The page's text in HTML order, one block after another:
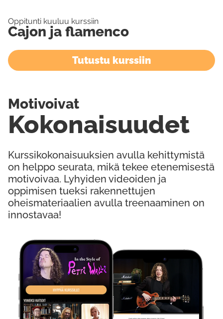
Kokeile Ilmaiseksi
Oppitunti kuuluu kurssiin
Cajon ja flamenco
Tutustu kurssiin
Kurssikokonaisuuksien avulla kehittymistä
on helppo seurata, mikä tekee etenemisestä
motivoivaa. Lyhyiden videoiden ja
oppimisen tueksi rakennettujen
oheismateriaalien avulla treenaaminen on
innostavaa!
Kokonaisuudet
Motivoivat